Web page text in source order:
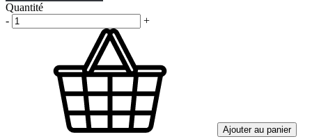
Quantité
-
+
Ajouter au panier